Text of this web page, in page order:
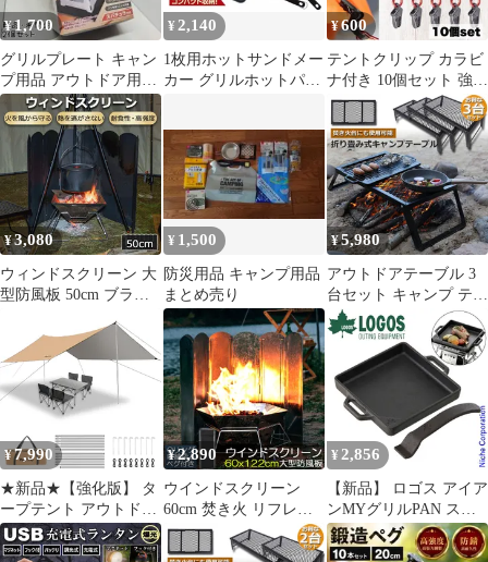
ー ブラック ホワイト
黒 白
¥1,700
グリルプレート キャン
プ用品 アウトドア用品
GEAR FREAKS 2個セ
ット
¥ 2,140
1枚用ホットサンドメー
カー グリルホットパン
¥600
テントクリップ カラビ
ナ付き 10個セット 強力
固定 タープクリップ 連
結 アルミ合金 軽量 錆
びにくい テント タープ
設営 アウトドア キャン
プ用品 シェード 風対策
万能クリップ
¥3,080
ウィンドスクリーン 大
型防風板 50cm ブラッ
キュー 焚き火 反射板
リフレクター 風除板 防
風板 ステンレス鋼 風よ
け アウトドア キャンプ
用品 収納ケース付き リ
ング付き ストーブ 暖房
焚火 ウインドスクリー
ン
¥ 1,500
防災用品 キャンプ用品
まとめ売り
¥5,980
アウトドアテーブル 3
台セット キャンプ テー
ブル 焚き火テーブル
55×30cm 折りたたみ フ
ィールドラック キャン
プ用品 フルメッシュミ
ニテーブル スチール フ
ィールドラック BBQ 軽
量 焚き火 直火 キャン
プ アウトドア
¥7,990
★新品★【強化版】 タ
ープテント アウトドア
テントタープ キャンプ
タープ 3 mx3.6 m 防水
¥2,890
ウインドスクリーン
60cm 焚き火 リフレク
ター 反射板 風除板 防
風板 亜鉛メッキ鋼板 大
¥ 2,856
【新品】 ロゴス アイア
ンMYグリルPAN スク
エア 81064203 小型 グ
リルパン 正方形 キャン